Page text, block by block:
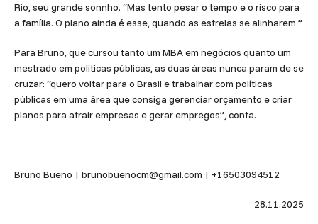
Rio, seu grande sonnho. “Mas tento pesar o tempo e o risco para
a família. O plano ainda é esse, quando as estrelas se alinharem.”
Para Bruno, que cursou tanto um MBA em negócios quanto um
mestrado em políticas públicas, as duas áreas nunca param de se
cruzar: “quero voltar para o Brasil e trabalhar com políticas
públicas em uma área que consiga gerenciar orçamento e criar
planos para atrair empresas e gerar empregos”, conta.
Bruno Bueno | brunobuenocm@gmail.com | +16503094512
28.11.2025